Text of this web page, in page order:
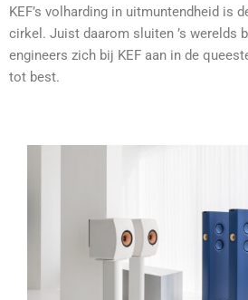
KEF’s volharding in uitmuntendheid is
cirkel. Juist daarom sluiten ’s werelds
engineers zich bij KEF aan in de
tot best.